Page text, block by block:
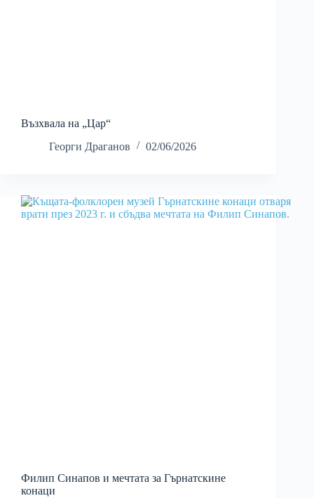
Възхвала на „Цар“
Георги Драганов
02/06/2026
Филип Синапов и мечтата за Гърнатскине
конаци